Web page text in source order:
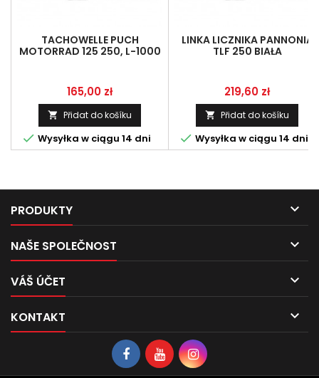
TACHOWELLE PUCH
MOTORRAD 125 250, L-1000
Cena
165,00 zł
 Přidat do košíku
 Wysyłka w ciągu 14 dni
LINKA LICZNIKA PANNONIA
TLF 250 BIAŁA
Cena
219,60 zł
 Přidat do košíku
 Wysyłka w ciągu 14 dni
PRODUKTY 
NAŠE SPOLEČNOST 
VÁŠ ÚČET 
KONTAKT 